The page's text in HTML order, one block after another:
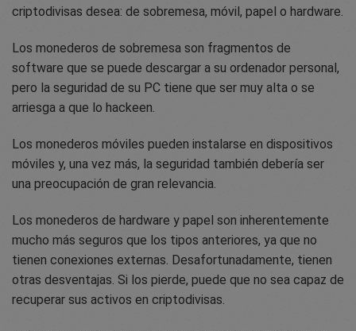
criptodivisas desea: de sobremesa, móvil, papel o hardware.
Los monederos de sobremesa son fragmentos de
software que se puede descargar a su ordenador personal,
pero la seguridad de su PC tiene que ser muy alta o se
arriesga a que lo hackeen.
Los monederos móviles pueden instalarse en dispositivos
móviles y, una vez más, la seguridad también debería ser
una preocupación de gran relevancia.
Los monederos de hardware y papel son inherentemente
mucho más seguros que los tipos anteriores, ya que no
tienen conexiones externas. Desafortunadamente, tienen
otras desventajas. Si los pierde, puede que no sea capaz de
recuperar sus activos en criptodivisas.